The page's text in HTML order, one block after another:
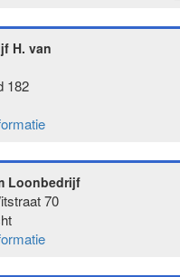
H. van
182
Loonbedrijf
70